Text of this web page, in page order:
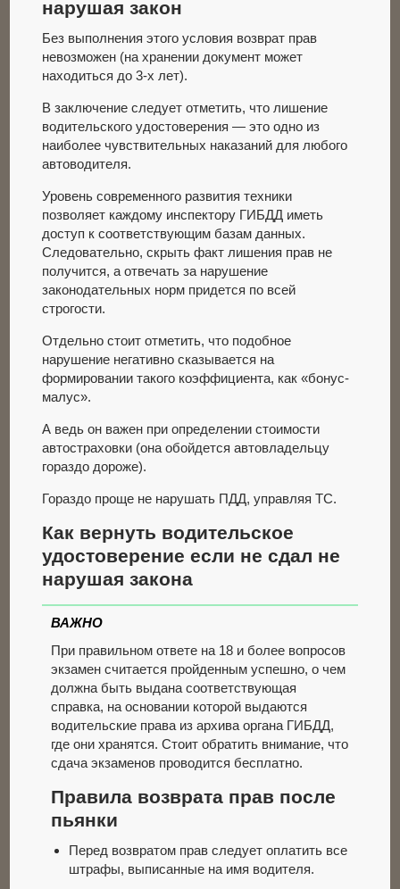
нарушая закон
Без выполнения этого условия возврат прав
невозможен (на хранении документ может
находиться до 3-х лет).
В заключение следует отметить, что лишение
водительского удостоверения — это одно из
наиболее чувствительных наказаний для любого
автоводителя.
Уровень современного развития техники
позволяет каждому инспектору ГИБДД иметь
доступ к соответствующим базам данных.
Следовательно, скрыть факт лишения прав не
получится, а отвечать за нарушение
законодательных норм придется по всей
строгости.
Отдельно стоит отметить, что подобное
нарушение негативно сказывается на
формировании такого коэффициента, как «бонус-
малус».
А ведь он важен при определении стоимости
автостраховки (она обойдется автовладельцу
гораздо дороже).
Гораздо проще не нарушать ПДД, управляя ТС.
Как вернуть водительское
удостоверение если не сдал не
нарушая закона
ВАЖНО
При правильном ответе на 18 и более вопросов
экзамен считается пройденным успешно, о чем
должна быть выдана соответствующая
справка, на основании которой выдаются
водительские права из архива органа ГИБДД,
где они хранятся. Стоит обратить внимание, что
сдача экзаменов проводится бесплатно.
Правила возврата прав после
пьянки
Перед возвратом прав следует оплатить все
штрафы, выписанные на имя водителя.